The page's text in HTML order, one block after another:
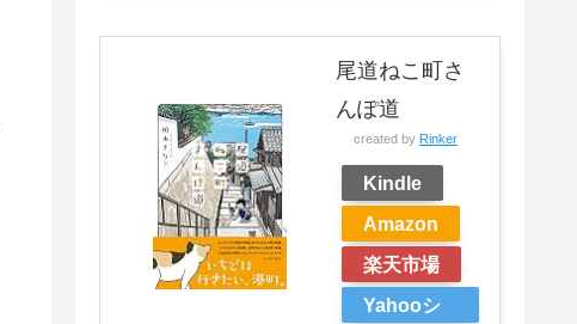
尾道ねこ町さ
んぽ道
created by Rinker
Kindle
Amazon
楽天市場
Yahooシ